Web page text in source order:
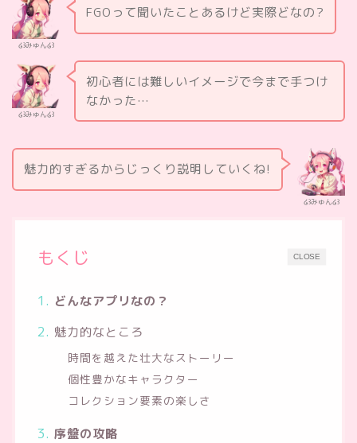
໒꒱みゅん໒꒱
FGOって聞いたことあるけど実際どなの?
໒꒱みゅん໒꒱
初心者には難しいイメージで今まで手つけ
なかった…
໒꒱みゅん໒꒱
魅力的すぎるからじっくり説明していくね!
CLOSE
もくじ
どんなアプリなの？
魅力的なところ
時間を越えた壮大なストーリー
個性豊かなキャラクター
コレクション要素の楽しさ
序盤の攻略